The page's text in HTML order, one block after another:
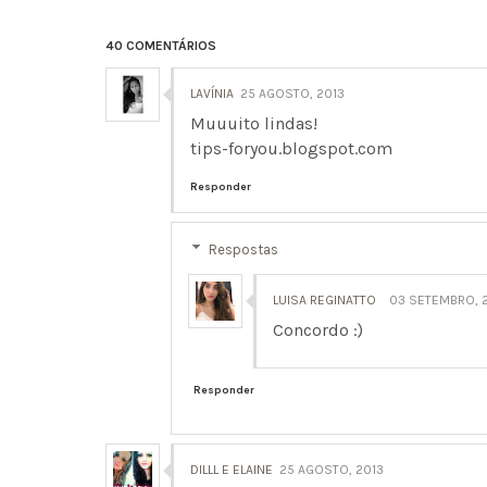
40 COMENTÁRIOS
LAVÍNIA 25 AGOSTO, 2013
Muuuito lindas!
tips-foryou.blogspot.com
Responder
Respostas
LUISA REGINATTO 03 SETEMBRO,
Concordo :)
Responder
DILLL E ELAINE 25 AGOSTO, 2013